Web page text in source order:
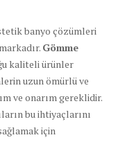
banyo çözümleri
Gömme
kaliteli ürünler
uzun ömürlü ve
ve onarım gereklidir.
bu ihtiyaçlarını
için